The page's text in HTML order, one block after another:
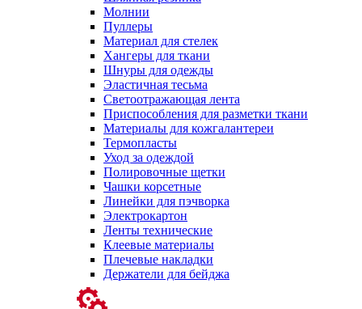
Молнии
Пуллеры
Материал для стелек
Хангеры для ткани
Шнуры для одежды
Эластичная тесьма
Светоотражающая лента
Приспособления для разметки ткани
Материалы для кожгалантереи
Термопласты
Уход за одеждой
Полировочные щетки
Чашки корсетные
Линейки для пэчворка
Электрокартон
Ленты технические
Клеевые материалы
Плечевые накладки
Держатели для бейджа